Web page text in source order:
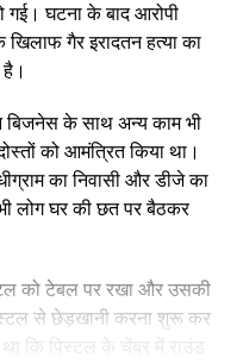
गई। घटना के बाद आरोपी
गैर इरादतन हत्या का
बिजनेस के साथ अन्य काम भी
को आमंत्रित किया था।
का निवासी और डीजे का
लोग घर की छत पर बैठकर
को टेबल पर रखा और उसकी
से छेड़खानी करना शुरू कर